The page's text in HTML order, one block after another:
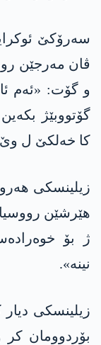
سەرۆکێ
ڤان مەرجێن
و گۆت: «ئەم
گۆتووبێژ
کا خەلکێ ل
زیلینسکی
هێرشێن
ژ بۆ
نینە».
زیلینسکی
بۆردوومان کر